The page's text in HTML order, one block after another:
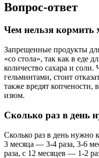
Вопрос-ответ
Чем нельзя кормить
Запрещенные продукты
«со стола», так как в еде
количество сахара и
гельминтами, стоит
также вредят копчености,
изюм.
Сколько раз в день
Сколько раз в день нужно
3 месяца — 3-4 раза, 3-6
раза, с 12 месяцев — 1-2